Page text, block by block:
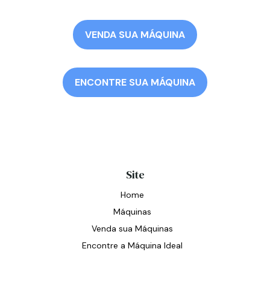
VENDA SUA MÁQUINA
ENCONTRE SUA MÁQUINA
Site
Home
Máquinas
Venda sua Máquinas
Encontre a Máquina Ideal